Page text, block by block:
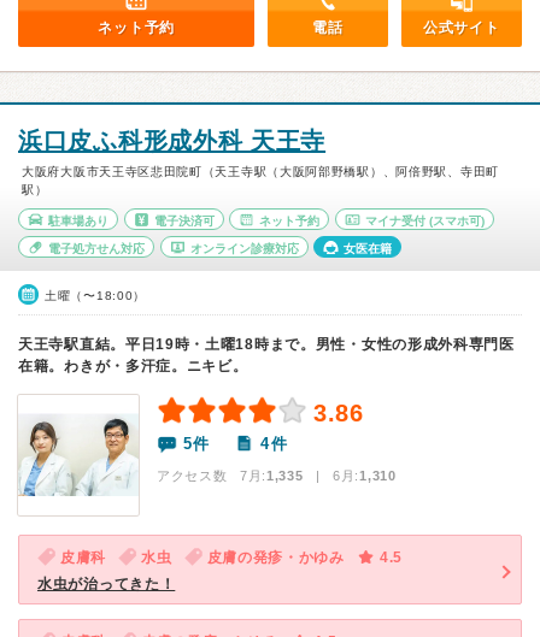
ネット予約 電話 公式サイト
浜口皮ふ科形成外科 天王寺
大阪府大阪市天王寺区悲田院町（天王寺駅（大阪阿部野橋駅）、阿倍野駅、寺田町
駅）
駐車場あり 電子決済可 ネット予約 マイナ受付 (スマホ可)
電子処方せん対応 オンライン診療対応 女医在籍
土曜（〜18:00）
天王寺駅直結。平日19時・土曜18時まで。男性・女性の形成外科専門医
在籍。わきが・多汗症。ニキビ。
3.86
5件 4件
アクセス数 7月:1,335 | 6月:1,310
皮膚科 水虫 皮膚の発疹・かゆみ
4.5
水虫が治ってきた！